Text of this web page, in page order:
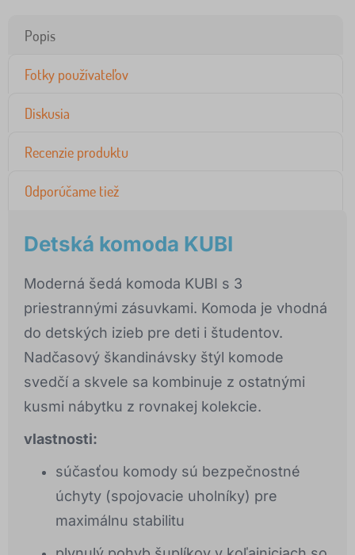
Popis
Fotky používateľov
Diskusia
Recenzie produktu
Odporúčame tiež
Detská komoda KUBI
Moderná šedá komoda KUBI s 3
priestrannými zásuvkami. Komoda je vhodná
do detských izieb pre deti i študentov.
Nadčasový škandinávsky štýl komode
svedčí a skvele sa kombinuje z ostatnými
kusmi nábytku z rovnakej kolekcie.
vlastnosti:
súčasťou komody sú bezpečnostné
úchyty (spojovacie uholníky) pre
maximálnu stabilitu